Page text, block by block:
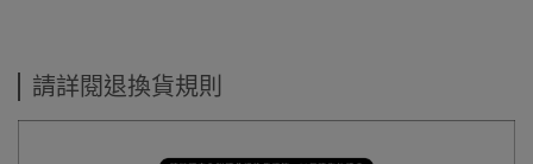
請詳閱退換貨規則